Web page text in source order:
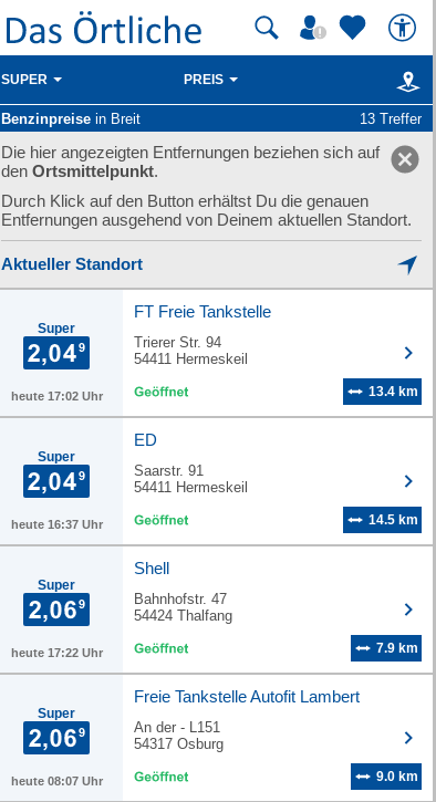
SUPER PREIS
Benzinpreise in Breit 13 Treffer
Die hier angezeigten Entfernungen beziehen sich auf
den Ortsmittelpunkt.
Durch Klick auf den Button erhältst Du die genauen
Entfernungen ausgehend von Deinem aktuellen Standort.
Aktueller Standort
Super
heute 17:02 Uhr
FT Freie Tankstelle
Trierer Str. 94
54411 Hermeskeil
13.4 km
Super
heute 16:37 Uhr
ED
Saarstr. 91
54411 Hermeskeil
14.5 km
Super
heute 17:22 Uhr
Shell
Bahnhofstr. 47
54424 Thalfang
7.9 km
Super
heute 08:07 Uhr
Freie Tankstelle Autofit Lambert
An der - L151
54317 Osburg
9.0 km